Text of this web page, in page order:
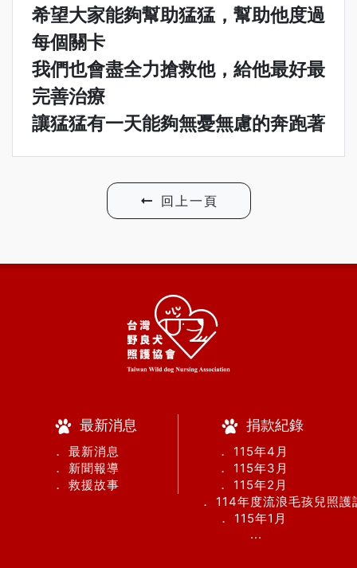
希望大家能夠幫助猛猛，幫助他度過
每個關卡
我們也會盡全力搶救他，給他最好最
完善治療
讓猛猛有一天能夠無憂無慮的奔跑著
回上一頁
最新消息
． 最新消息
． 新聞報導
． 救援故事
捐款紀錄
． 115年4月
． 115年3月
． 115年2月
． 114年度流浪毛孩兒照
． 115年1月
...